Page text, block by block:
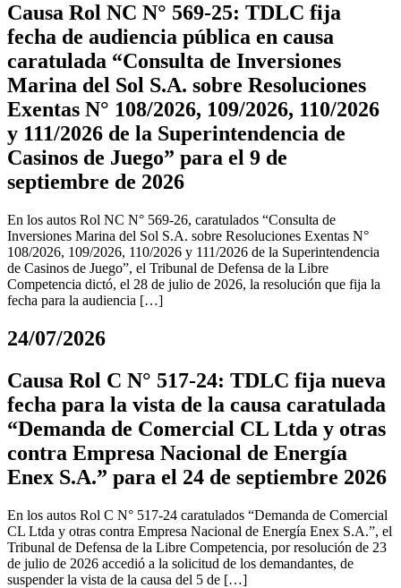
Causa Rol NC N° 569-25: TDLC fija
fecha de audiencia pública en causa
caratulada “Consulta de Inversiones
Marina del Sol S.A. sobre Resoluciones
Exentas N° 108/2026, 109/2026, 110/2026
y 111/2026 de la Superintendencia de
Casinos de Juego” para el 9 de
septiembre de 2026
En los autos Rol NC N° 569-26, caratulados “Consulta de
Inversiones Marina del Sol S.A. sobre Resoluciones Exentas N°
108/2026, 109/2026, 110/2026 y 111/2026 de la Superintendencia
de Casinos de Juego”, el Tribunal de Defensa de la Libre
Competencia dictó, el 28 de julio de 2026, la resolución que fija la
fecha para la audiencia […]
24/07/2026
Causa Rol C N° 517-24: TDLC fija nueva
fecha para la vista de la causa caratulada
“Demanda de Comercial CL Ltda y otras
contra Empresa Nacional de Energía
Enex S.A.” para el 24 de septiembre 2026
En los autos Rol C N° 517-24 caratulados “Demanda de Comercial
CL Ltda y otras contra Empresa Nacional de Energía Enex S.A.”, el
Tribunal de Defensa de la Libre Competencia, por resolución de 23
de julio de 2026 accedió a la solicitud de los demandantes, de
suspender la vista de la causa del 5 de […]